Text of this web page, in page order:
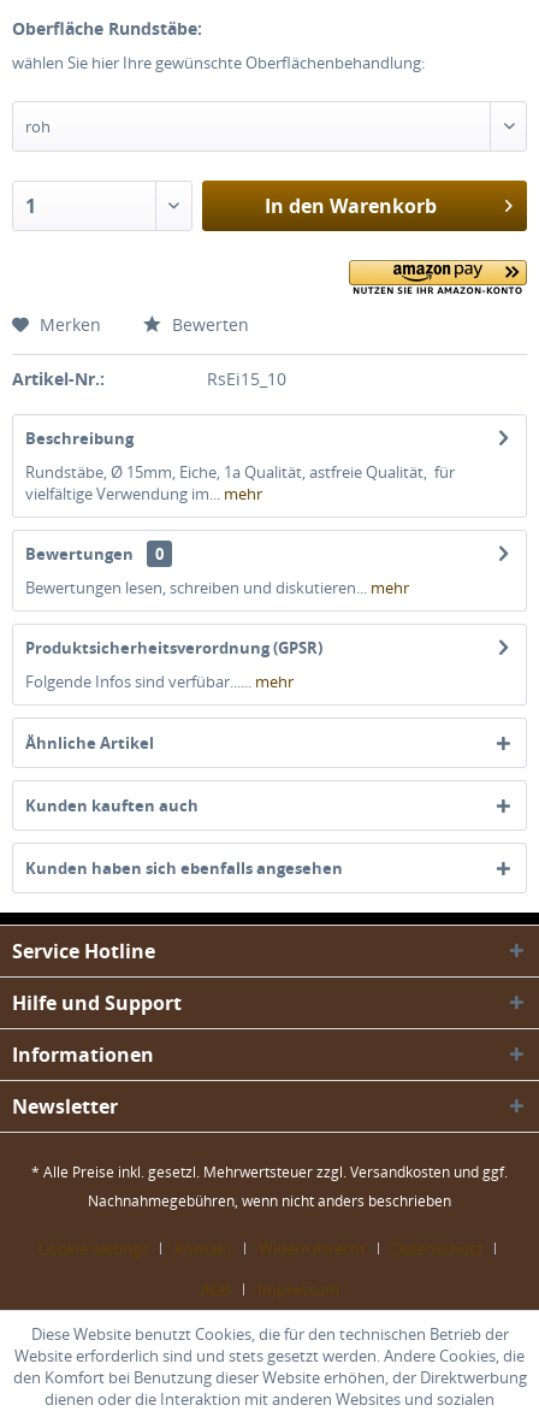
Oberfläche Rundstäbe:
wählen Sie hier Ihre gewünschte Oberflächenbehandlung:
In den Warenkorb
Merken Bewerten
Artikel-Nr.: RsEi15_10
Beschreibung
Rundstäbe, Ø 15mm, Eiche, 1a Qualität, astfreie Qualität, für
vielfältige Verwendung im... mehr
Bewertungen
0
Bewertungen lesen, schreiben und diskutieren... mehr
Produktsicherheitsverordnung (GPSR)
Folgende Infos sind verfübar...... mehr
Ähnliche Artikel
Kunden kauften auch
Kunden haben sich ebenfalls angesehen
Service Hotline
Hilfe und Support
Informationen
Newsletter
* Alle Preise inkl. gesetzl. Mehrwertsteuer zzgl.Versandkosten und ggf.
Nachnahmegebühren, wenn nicht anders beschrieben
Cookie settings Kontakt Widerrufsrecht
Datenschutz
AGB
Impressum
Diese Website benutzt Cookies, die für den technischen Betrieb der
Website erforderlich sind und stets gesetzt werden. Andere Cookies, die
den Komfort bei Benutzung dieser Website erhöhen, der Direktwerbung
dienen oder die Interaktion mit anderen Websites und sozialen